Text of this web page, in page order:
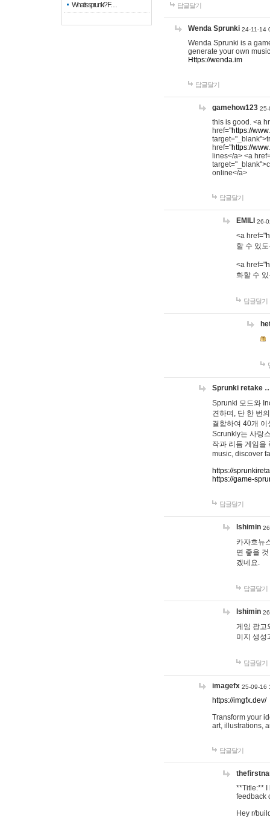
What is sprunki? F…
답글달기
Wenda Sprunki 24-11-14
Wenda Sprunki is a
generate your own
Https://wenda.im
답글달기
gamehow123 25-
this is good. <a
href="https://
href="https://
lines</a> <a
online</a>
답글달기
EMILI 26-
<a href="
할 수 있
<a href="
화할 수
답글달기
Sprunki retake
Sprunki 모드와
견하며, 단 한 번
결합하여 40개
Scrunkly는 사랑
작과 리듬 게임을
music, discover
https://
https://game-
답글달기
lshimin
카자흐뉴
면 좋을
겠네요.
답글달기
lshimin
게임 광고
미지 생성
답글달기
imagefx 25-09-16
https://imgfx.dev/
Transform your
art, illustrations,
답글달기
**Title:** I
feedback
Hey r/